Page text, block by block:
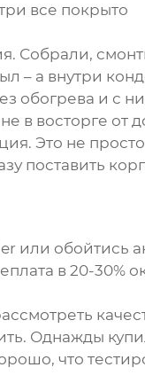
все покрыто
Собрали,
– а внутри
обогрева и с
в восторге от
Это не просто
поставить
или обойтись
в 20-30%
Однажды
что